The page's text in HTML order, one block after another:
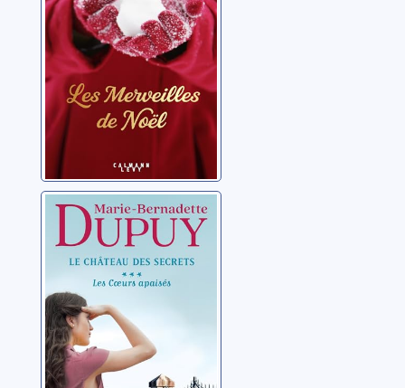
Bernadette
Le château des
secrets 03: Les
coeurs apaisés
Dupuy, Marie-
Bernadette